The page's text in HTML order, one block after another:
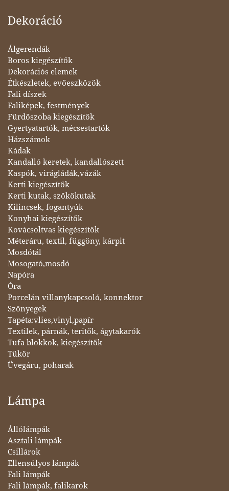
Dekoráció
Álgerendák
Boros kiegészítők
Dekorációs elemek
Étkészletek, evőeszközök
Fali díszek
Faliképek, festmények
Fürdőszoba kiegészítők
Gyertyatartók, mécsestartók
Házszámok
Kádak
Kandalló keretek, kandallószett
Kaspók, virágládák,vázák
Kerti kiegészítők
Kerti kutak, szökőkutak
Kilincsek, fogantyúk
Konyhai kiegészítők
Kovácsoltvas kiegészítők
Méteráru, textil, függöny, kárpit
Mosdótál
Mosogató,mosdó
Napóra
Óra
Porcelán villanykapcsoló, konnektor
Szőnyegek
Tapéta:vlies,vinyl,papír
Textilek, párnák, teritők, ágytakarók
Tufa blokkok, kiegészítők
Tükör
Üvegáru, poharak
Lámpa
Állólámpák
Asztali lámpák
Csillárok
Ellensúlyos lámpák
Fali lámpák
Fali lámpák, falikarok